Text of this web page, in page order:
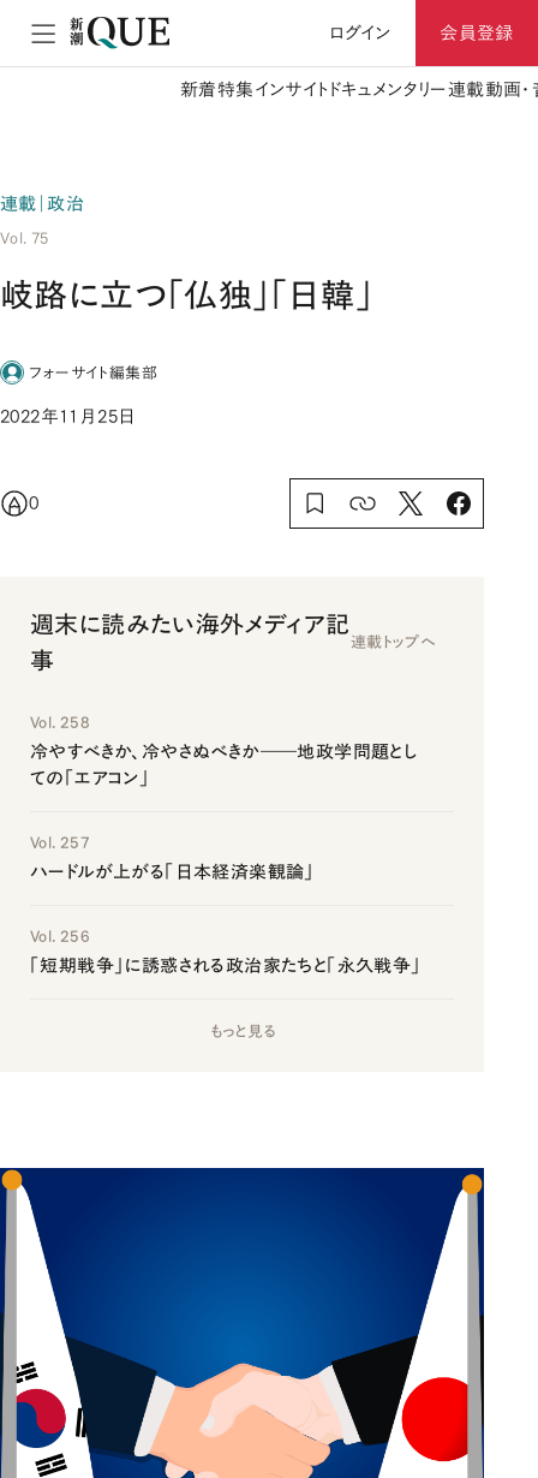
ログイン 会員登録
新着特集 インサイト ドキュメンタリー 連載動画
連載｜政治
Vol. 75
岐路に立つ「仏独」「日韓」
フォーサイト編集部
2022年11月25日
0
週末に読みたい海外メディア記
事
連載トップへ
Vol. 258
冷やすべきか、冷やさぬべきか――地政学問題とし
ての「エアコン」
Vol. 257
ハードルが上がる「日本経済楽観論」
Vol. 256
「短期戦争」に誘惑される政治家たちと「永久戦争」
もっと見る